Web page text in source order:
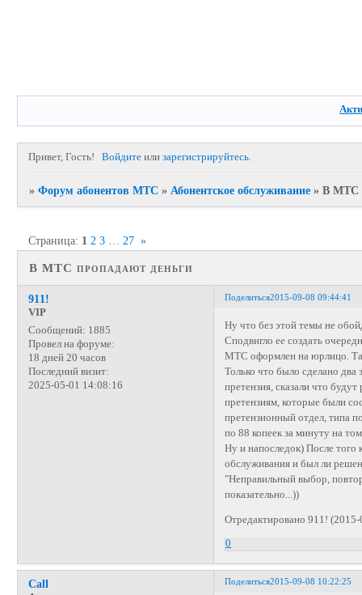
Привет, Гость! Войдите илизарегистрируйтесь.
»Форум абонентов МТС » Абонентское обслуживание »В МТС
В МТС пропадают деньги
Страница: 1 2 3 27 »
Поделиться2015-09-08 09:44:41
911!
VIP
Сообщений: 1885
Провел на форуме:
18 дней 20 часов
Последний визит:
2025-05-01 14:08:16
Ну что без этой темы не
Сподвигло ее создать
МТС оформлен на юрлицо.
Только что было сделано два
претензия, сказали что
претензиям, которые были
претензионный отдел, типа
по 88 копеек за минуту на
Ну и напоследок) После того
обслуживания и был ли
"Неправильный выбор,
показательно...))
Отредактировано 911!
0
Поделиться2015-09-08 10:22:25
Call